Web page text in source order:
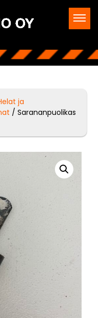
ja
/ Sarananpuolikas